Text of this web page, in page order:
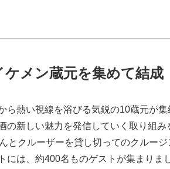
ケメン蔵元を集めて結成
ら熱い視線を浴びる気鋭の10蔵元が
の新しい魅力を発信していく取り組
とクルーザーを貸し切ってのクルージ
は、約400名ものゲストが集まりま